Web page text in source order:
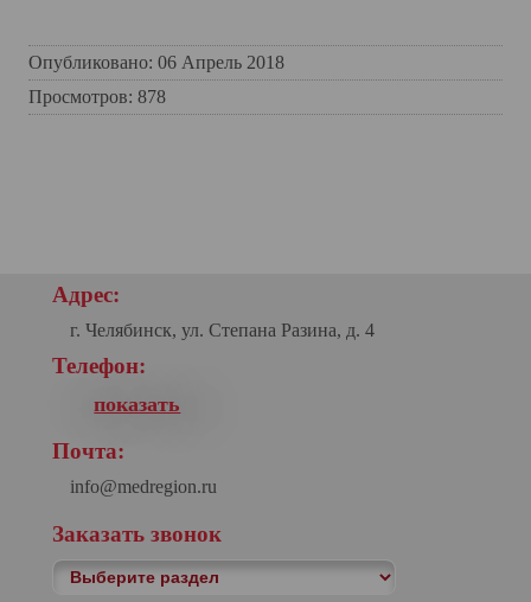
Опубликовано: 06 Апрель 2018
Просмотров: 878
Адрес:
г. Челябинск, ул. Степана Разина, д. 4
Телефон:
показать
+7(351)729-99-05
Почта:
info@medregion.ru
Заказать звонок